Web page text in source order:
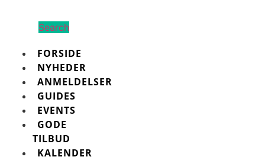
Search
FORSIDE
NYHEDER
ANMELDELSER
GUIDES
EVENTS
GODE
TILBUD
KALENDER